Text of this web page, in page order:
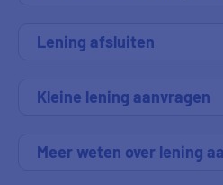
Lening afsluiten
Kleine lening aanvragen
Meer weten over lening